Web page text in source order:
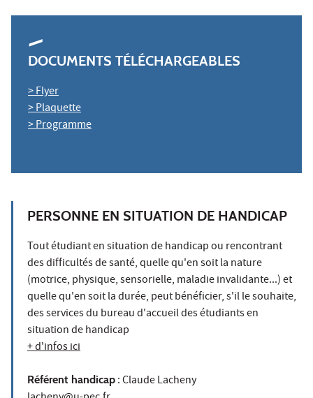
DOCUMENTS TÉLÉCHARGEABLES
> Flyer
> Plaquette
> Programme
PERSONNE EN SITUATION DE HANDICAP
Tout étudiant en situation de handicap ou rencontrant
des difficultés de santé, quelle qu'en soit la nature
(motrice, physique, sensorielle, maladie invalidante...) et
quelle qu'en soit la durée, peut bénéficier, s'il le souhaite,
des services du bureau d'accueil des étudiants en
situation de handicap
+ d'infos ici
Référent handicap : Claude Lacheny